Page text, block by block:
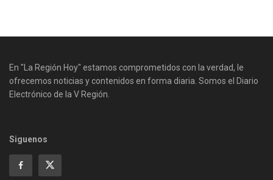
En "La Región Hoy" estamos comprometidos con la verdad, le
ofrecemos noticias y contenidos en forma diaria. Somos el Diario
Electrónico de la V Región.
Siguenos